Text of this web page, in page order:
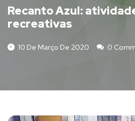
Recanto Azul:
recreativas
10 De Março De 2020 0